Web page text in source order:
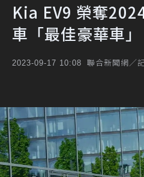
Kia EV9 榮奪
車「最佳豪華車」
2023-09-17 10:08 聯合新聞網／